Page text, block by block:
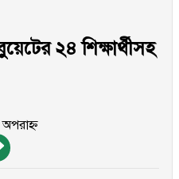
২৪ শিক্ষার্থীসহ